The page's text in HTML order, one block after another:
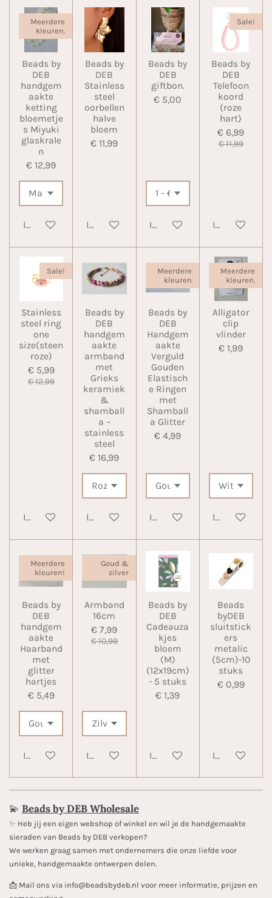
Meerdere
kleuren.
Beads by
DEB
handgem
aakte
ketting
bloemetje
s Miyuki
glaskrale
n
€ 12,99
In winkelwagen
Beads by
DEB
Stainless
steel
oorbellen
halve
bloem
€ 11,99
In winkelwagen
Beads by
DEB
giftbon.
€ 5,00
In winkelwagen
Sale!
Beads by
DEB
Telefoon
koord
(roze
hart)
€ 6,99
€ 11,99
In
Sale!
Stainless
steel ring
one
size(steen
roze)
€ 5,99
€ 12,99
In winkelwagen
Beads by
DEB
handgem
aakte
armband
met
Grieks
keramiek
&
shamball
a –
stainless
steel
€ 16,99
In winkelwagen
Meerdere
kleuren
Beads by
DEB
Handgem
aakte
Verguld
Gouden
Elastisch
e Ringen
met
Shamball
a Glitter
€ 4,99
In winkelwagen
Meerdere
kleuren.
Alligator
clip
vlinder
€ 1,99
In
Meerdere
kleuren!
Beads by
DEB
handgem
aakte
Haarband
met
glitter
hartjes
€ 5,49
In winkelwagen
Goud &
zilver
Armband
16cm
€ 7,99
€ 10,99
In winkelwagen
Beads by
DEB
Cadeauza
kjes
bloem
(M)
(12x19cm)
- 5 stuks
€ 1,39
In winkelwagen
Beads
byDEB
sluitstick
ers
metalic
(5cm)-10
stuks
€ 0,99
In
💫 Beads by DEB Wholesale
✨️ Heb jij een eigen webshop of winkel en wil je de handgemaakte
sieraden van Beads by DEB verkopen?
We werken graag samen met ondernemers die onze liefde voor
unieke, handgemaakte ontwerpen delen.
📩 Mail ons via info@beadsbydeb.nl voor meer informatie, prijzen en